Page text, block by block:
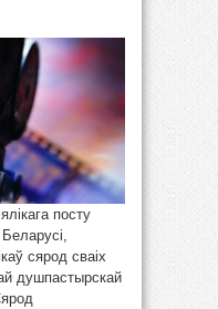
посту
сярод сваіх
душпастырскай